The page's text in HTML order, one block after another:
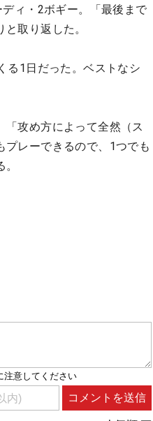
ィ・2ボギー。「最後まで
取り返した。
る1日だった。ベストなシ
攻め方によって全然（ス
プレーできるので、1つでも